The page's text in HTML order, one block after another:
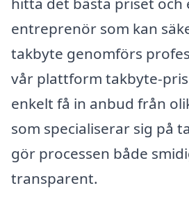
entreprenör som kan
takbyte genomförs
vår plattform takbyte-
enkelt få in anbud från
som specialiserar sig på
gör processen både
transparent.